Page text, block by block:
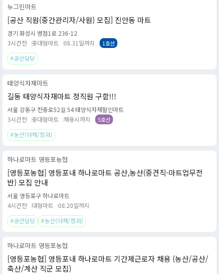
뉴그린마트
[공산 직원(중간관리자/사원) 모집] 진안동 마트
경기 화성시 병점1로 236-12
3시간전
중대형마트 08.31일까지 1호선
#공산담당
태양식자재마트
길동 태양식자재마트 정직원 구함!!!
서울 강동구 천중로52길 54 태양식자재할인마트
3시간전
중대형마트 채용시까지 5호선
#농산(야채/청과)
하나로마트 영등포농협
[영등포농협] 영등포내 하나로마트 공산,농산(중견직-마트업무전
반) 모집 안내
서울 영등포구 하나로마트
4시간전
대형마트
08.20일까지
#공산담당
#농산(야채/청과)
하나로마트 영등포농협
[영등포농협] 영등포내 하나로마트 기간제근로자 채용 (농산/공산/
축산/계산 직군 모집)